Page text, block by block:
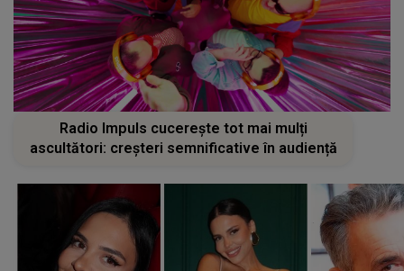
CE SE ÎNTÂMPLĂ cu Andreea
Popescu? MESAJUL transmis de
vedetă după ce a fost externată
din spital: „Imediat ce mă voi simți
mai bine...”
Timpul
sufletul
GEST
Iurie
măsură